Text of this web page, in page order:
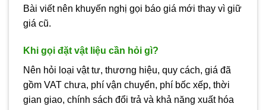
Bài viết nên khuyến nghị gọi báo giá mới thay vì giữ
giá cũ.
Khi gọi đặt vật liệu cần hỏi gì?
Nên hỏi loại vật tư, thương hiệu, quy cách, giá đã
gồm VAT chưa, phí vận chuyển, phí bốc xếp, thời
gian giao, chính sách đổi trả và khả năng xuất hóa